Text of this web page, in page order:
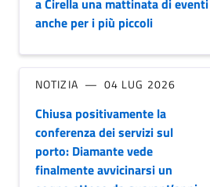
a Cirella una mattinata di eventi
anche per i più piccoli
NOTIZIA 04 LUG 2026
Chiusa positivamente la
conferenza dei servizi sul
porto: Diamante vede
finalmente avvicinarsi un